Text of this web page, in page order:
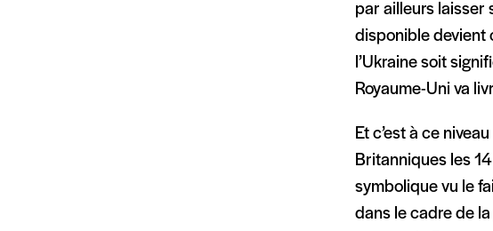
par ailleurs laisser
disponible devient
l’Ukraine soit
Royaume-Uni va
Et c’est à ce
Britanniques les
symbolique vu le
dans le cadre de